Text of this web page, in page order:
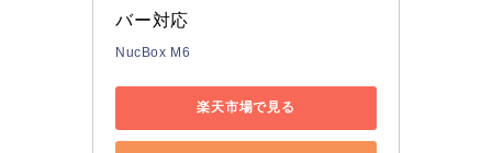
バー対応
NucBox M6
楽天市場で見る